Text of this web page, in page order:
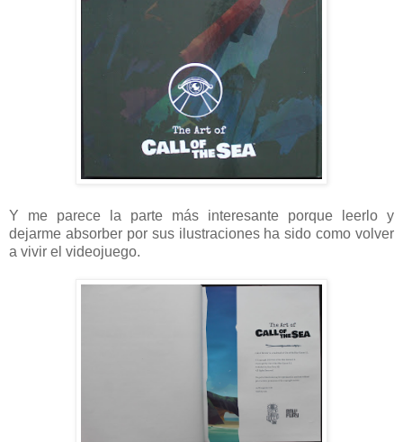
Y me parece la parte más interesante porque leerlo y
dejarme absorber por sus ilustraciones ha sido como volver
a vivir el videojuego.